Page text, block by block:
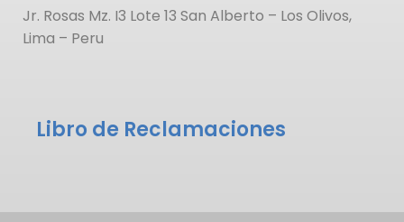
Jr. Rosas Mz. I3 Lote 13 San Alberto – Los Olivos,
Lima – Peru
Libro de Reclamaciones